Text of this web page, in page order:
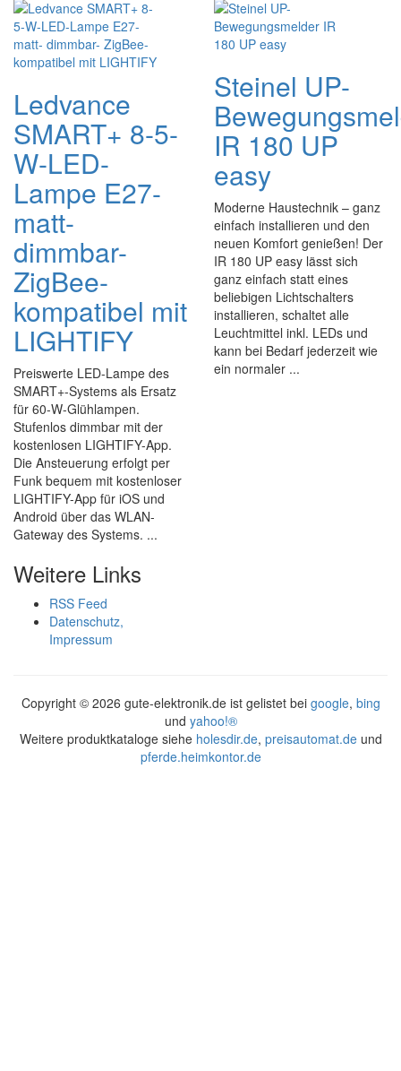
Ledvance
SMART+ 8-5-
W-LED-
Lampe E27-
matt-
dimmbar-
ZigBee-
kompatibel mit
LIGHTIFY
Preiswerte LED-Lampe des
SMART+-Systems als Ersatz
für 60-W-Glühlampen.
Stufenlos dimmbar mit der
kostenlosen LIGHTIFY-App.
Die Ansteuerung erfolgt per
Funk bequem mit kostenloser
LIGHTIFY-App für iOS und
Android über das WLAN-
Gateway des Systems. ...
Steinel UP-
IR 180 UP
easy
Moderne Haustechnik – ganz
einfach installieren und den
neuen Komfort genießen! Der
IR 180 UP easy lässt sich
ganz einfach statt eines
beliebigen Lichtschalters
installieren, schaltet alle
Leuchtmittel inkl. LEDs und
kann bei Bedarf jederzeit wie
ein normaler ...
Weitere Links
RSS Feed
Datenschutz,
Impressum
Copyright © 2026 gute-elektronik.de ist gelistet bei google, bing
und yahoo!®
Weitere produktkataloge siehe holesdir.de, preisautomat.deund
pferde.heimkontor.de